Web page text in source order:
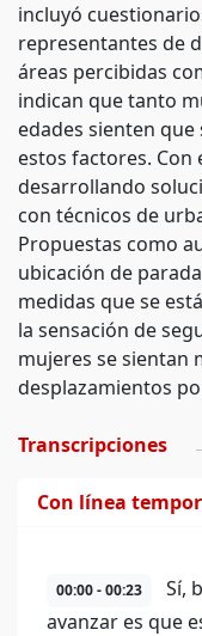
incluyó
representantes de
áreas percibidas
indican que tanto
edades sienten
estos factores. Con
desarrollando
con técnicos de
Propuestas como
ubicación de
medidas que se
la sensación de
mujeres se sientan
desplazamientos
Transcripciones
Con línea
00:00 - 00:23
Sí,
avanzar es que